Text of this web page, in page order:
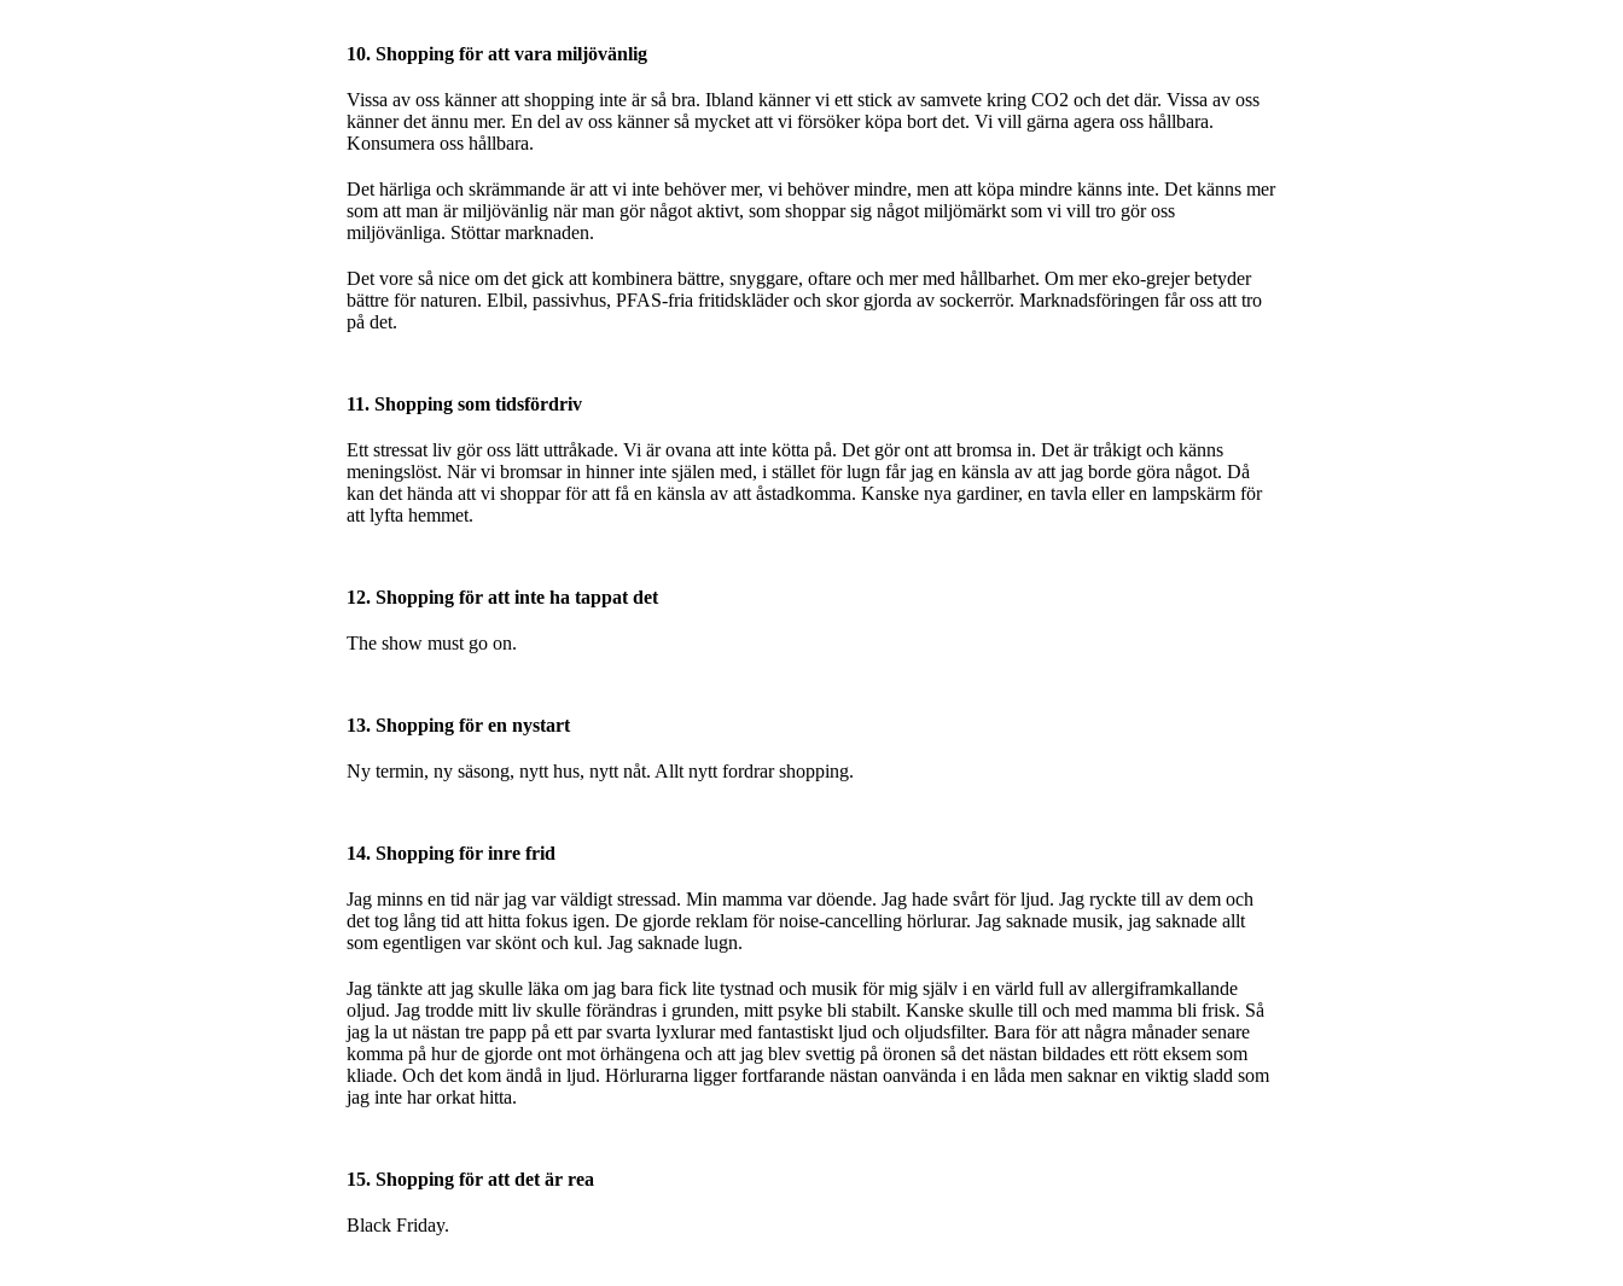
10. Shopping för att vara miljövänlig
Vissa av oss känner att shopping inte är så bra. Ibland känner vi ett stick av samvete kring CO2 och det där. Vissa av oss
känner det ännu mer. En del av oss känner så mycket att vi försöker köpa bort det. Vi vill gärna agera oss hållbara.
Konsumera oss hållbara.
Det härliga och skrämmande är att vi inte behöver mer, vi behöver mindre, men att köpa mindre känns inte. Det känns mer
som att man är miljövänlig när man gör något aktivt, som shoppar sig något miljömärkt som vi vill tro gör oss
miljövänliga. Stöttar marknaden.
Det vore så nice om det gick att kombinera bättre, snyggare, oftare och mer med hållbarhet. Om mer eko-grejer betyder
bättre för naturen. Elbil, passivhus, PFAS-fria fritidskläder och skor gjorda av sockerrör. Marknadsföringen får oss att tro
på det.
11. Shopping som tidsfördriv
Ett stressat liv gör oss lätt uttråkade. Vi är ovana att inte kötta på. Det gör ont att bromsa in. Det är tråkigt och känns
meningslöst. När vi bromsar in hinner inte själen med, i stället för lugn får jag en känsla av att jag borde göra något. Då
kan det hända att vi shoppar för att få en känsla av att åstadkomma. Kanske nya gardiner, en tavla eller en lampskärm för
att lyfta hemmet.
12. Shopping för att inte ha tappat det
The show must go on.
13. Shopping för en nystart
Ny termin, ny säsong, nytt hus, nytt nåt. Allt nytt fordrar shopping.
14. Shopping för inre frid
Jag minns en tid när jag var väldigt stressad. Min mamma var döende. Jag hade svårt för ljud. Jag ryckte till av dem och
det tog lång tid att hitta fokus igen. De gjorde reklam för noise-cancelling hörlurar. Jag saknade musik, jag saknade allt
som egentligen var skönt och kul. Jag saknade lugn.
Jag tänkte att jag skulle läka om jag bara fick lite tystnad och musik för mig själv i en värld full av allergiframkallande
oljud. Jag trodde mitt liv skulle förändras i grunden, mitt psyke bli stabilt. Kanske skulle till och med mamma bli frisk. Så
jag la ut nästan tre papp på ett par svarta lyxlurar med fantastiskt ljud och oljudsfilter. Bara för att några månader senare
komma på hur de gjorde ont mot örhängena och att jag blev svettig på öronen så det nästan bildades ett rött eksem som
kliade. Och det kom ändå in ljud. Hörlurarna ligger fortfarande nästan oanvända i en låda men saknar en viktig sladd som
jag inte har orkat hitta.
15. Shopping för att det är rea
Black Friday.